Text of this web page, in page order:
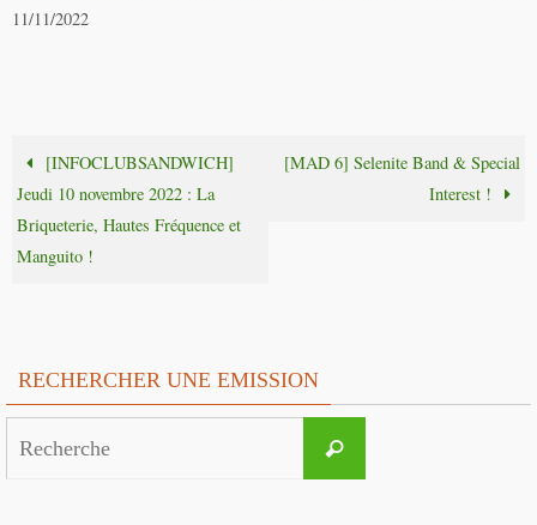
11/11/2022
[INFOCLUBSANDWICH]
Jeudi 10 novembre 2022 : La
Briqueterie, Hautes Fréquence et
Manguito !
[MAD 6] Selenite Band & Special
Interest !
RECHERCHER UNE EMISSION
Recherche